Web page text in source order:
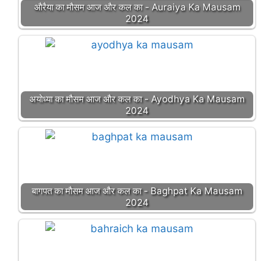
औरैया का मौसम आज और कल का - Auraiya Ka Mausam
2024
अयोध्या का मौसम आज और कल का - Ayodhya Ka Mausam
2024
बागपत का मौसम आज और कल का - Baghpat Ka Mausam
2024